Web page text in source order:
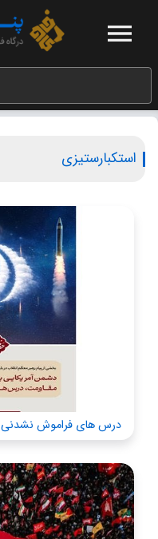
استکبارستیزی
درس های فراموش نشدنی